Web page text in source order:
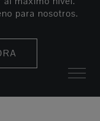
para nosotros.